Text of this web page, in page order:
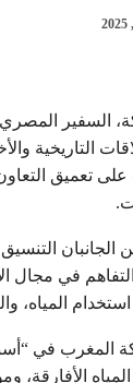
السفير
التاريخية
تعميق
في مجال